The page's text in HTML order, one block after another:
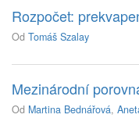
Rozpočet:
Od Tomáš Szalay
Mezinárodní
Od Martina Bednářová,